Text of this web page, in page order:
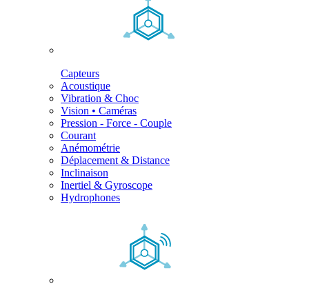
Capteurs
Acoustique
Vibration & Choc
Vision • Caméras
Pression - Force - Couple
Courant
Anémométrie
Déplacement & Distance
Inclinaison
Inertiel & Gyroscope
Hydrophones